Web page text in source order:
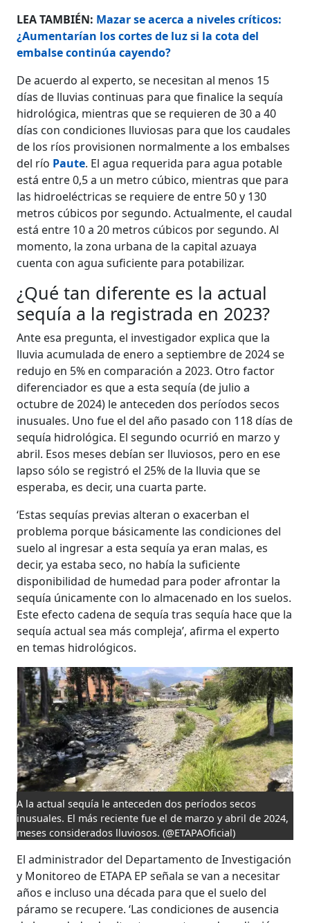
LEA TAMBIÉN: Mazar se acerca a niveles críticos:
¿Aumentarían los cortes de luz si la cota del
embalse continúa cayendo?
De acuerdo al experto, se necesitan al menos 15
días de lluvias continuas para que finalice la sequía
hidrológica, mientras que se requieren de 30 a 40
días con condiciones lluviosas para que los caudales
de los ríos provisionen normalmente a los embalses
del río Paute. El agua requerida para agua potable
está entre 0,5 a un metro cúbico, mientras que para
las hidroeléctricas se requiere de entre 50 y 130
metros cúbicos por segundo. Actualmente, el caudal
está entre 10 a 20 metros cúbicos por segundo. Al
momento, la zona urbana de la capital azuaya
cuenta con agua suficiente para potabilizar.
¿Qué tan diferente es la actual
sequía a la registrada en 2023?
Ante esa pregunta, el investigador explica que la
lluvia acumulada de enero a septiembre de 2024 se
redujo en 5% en comparación a 2023. Otro factor
diferenciador es que a esta sequía (de julio a
octubre de 2024) le anteceden dos períodos secos
inusuales. Uno fue el del año pasado con 118 días de
sequía hidrológica. El segundo ocurrió en marzo y
abril. Esos meses debían ser lluviosos, pero en ese
lapso sólo se registró el 25% de la lluvia que se
esperaba, es decir, una cuarta parte.
‘Estas sequías previas alteran o exacerban el
problema porque básicamente las condiciones del
suelo al ingresar a esta sequía ya eran malas, es
decir, ya estaba seco, no había la suficiente
disponibilidad de humedad para poder afrontar la
sequía únicamente con lo almacenado en los suelos.
Este efecto cadena de sequía tras sequía hace que la
sequía actual sea más compleja’, afirma el experto
en temas hidrológicos.
A la actual sequía le anteceden dos períodos secos
inusuales. El más reciente fue el de marzo y abril de 2024,
meses considerados lluviosos. (@ETAPAOficial)
El administrador del Departamento de Investigación
y Monitoreo de ETAPA EP señala se van a necesitar
años e incluso una década para que el suelo del
páramo se recupere. ‘Las condiciones de ausencia